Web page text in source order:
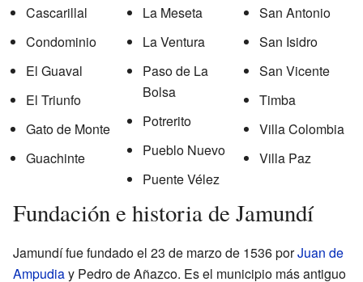
Cascarillal
Condominio
El Guaval
El Triunfo
Gato de Monte
Guachinte
La Meseta
La Ventura
Paso de La
Bolsa
Potrerito
Pueblo Nuevo
Puente Vélez
San Antonio
San Isidro
San Vicente
Timba
Villa Colombia
Villa Paz
Fundación e historia de Jamundí
Jamundí fue fundado el 23 de marzo de 1536 porJuan de
Ampudiay Pedro de Añazco. Es el municipio más antiguo